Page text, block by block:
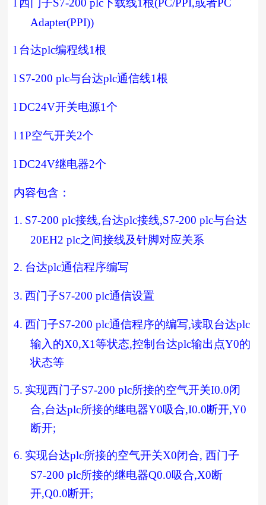
西门子S7-200 plc 下载线1根(PC/PPI,或者PC
Adapter(PPI))
l 台达plc编程线1根
l S7-200 plc与台达plc通信线1根
l DC24V开关电源1个
l 1P空气开关2个
l DC24V继电器2个
内容包含：
1. S7-200 plc接线,台达plc接线,S7-200 plc与台达
20EH2 plc之间接线及针脚对应关系
2. 台达plc通信程序编写
3. 西门子S7-200 plc通信设置
4. 西门子S7-200 plc通信程序的编写,读取台达plc
输入的X0,X1等状态,控制台达plc输出点Y0的
状态等
5. 实现西门子S7-200 plc所接的空气开关I0.0闭
合,台达plc所接的继电器Y0吸合,I0.0断开,Y0
断开;
6. 实现台达plc所接的空气开关X0闭合,西门子
S7-200 plc所接的继电器Q0.0吸合,X0断
开,Q0.0断开;